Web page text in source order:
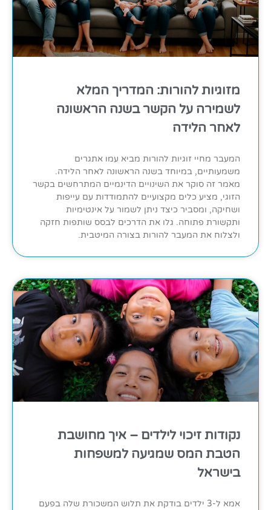
מזוגיות להורות: המדריך המלא
לשמירה על הקשר בשנה הראשונה
לאחר הלידה
המעבר מחיי זוגיות להורות מביא עמו אתגרים
משמעותיים, במיוחד בשנה הראשונה לאחר הלידה.
מאמר זה סוקר את השינויים הדינמיים המתרחשים בקשר
הזוגי, מציע כלים מקצועיים להתמודדות עם עייפות
ושחיקה, ומסביר כיצד ניתן לשמור על אינטימיות
ותקשורת פתוחה. גלו את הדרכים לבסס שותפות חזקה
ולצלוח את המעבר להורות בצורה המיטבית.
נקודות זיכוי לילדים – איך מחושבת
הטבת המס שמגיעה למשפחות
בישראל
אמא ל-3 ילדים בודקת את תלוש המשכורת שלה בפעם